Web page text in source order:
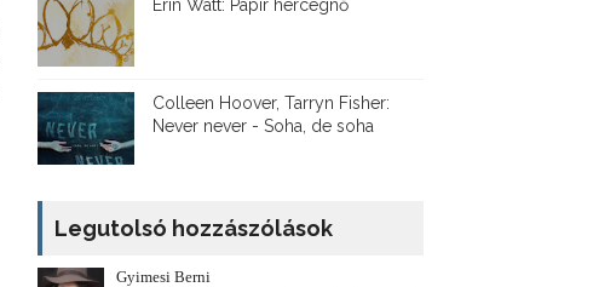
Erin Watt: Papír hercegnő
Colleen Hoover, Tarryn Fisher:
Never never - Soha, de soha
Legutolsó hozzászólások
Gyimesi Berni